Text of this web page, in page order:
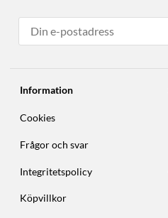
Information
Cookies
Frågor och svar
Integritetspolicy
Köpvillkor